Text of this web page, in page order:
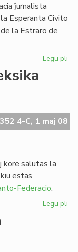
ĵurnalista
Esperanta Civito
la Estraro de
Legu pli
4-C, 1 maj 08
kore salutas la
estas
Federacio.
Legu pli